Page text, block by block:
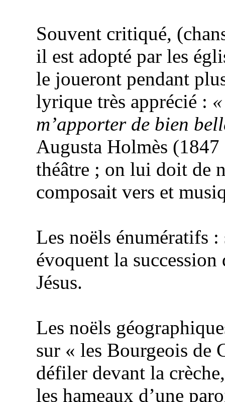
Souvent critiqué,
il est adopté par les
le joueront pendant
lyrique très apprécié :
m’apporter de bien
Augusta Holmès
théâtre ; on lui doit de
composait vers et
Les noëls énumératifs
évoquent la
Jésus.
Les noëls
sur « les Bourgeois de
défiler devant la
les hameaux d’une